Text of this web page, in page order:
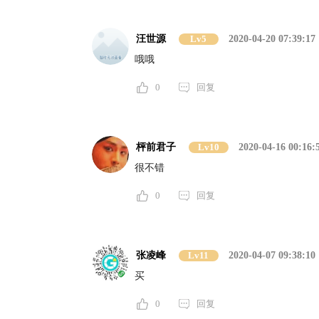
汪世源 Lv5
2020-04-20 07:39:17
哦哦
0 回复
枰前君子 Lv10
2020-04-16
很不错
0 回复
张凌峰 Lv11
2020-04-07 09:38:10
买
0 回复